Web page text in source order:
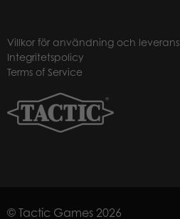
Villkor för användning och leverans
Integritetspolicy
Terms of Service
© Tactic Games 2026